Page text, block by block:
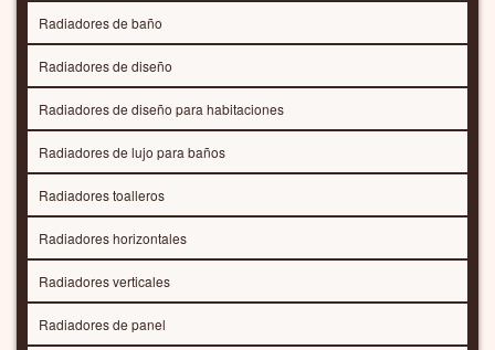
Radiadores de baño
Radiadores de diseño
Radiadores de diseño para habitaciones
Radiadores de lujo para baños
Radiadores toalleros
Radiadores horizontales
Radiadores verticales
Radiadores de panel